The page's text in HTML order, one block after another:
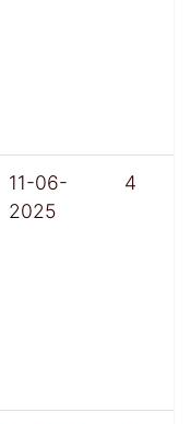
11-06-
2025
4